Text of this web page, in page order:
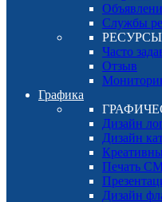
Службы
РЕСУРСЫ
Часто
Отзыв
Графика
Дизайн
Дизайн
Печать
Дизайн